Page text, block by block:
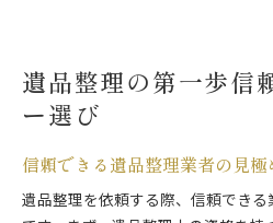
遺品整理の第一歩信
ー選び
信頼できる遺品整理業者の見極
遺品整理を依頼する際、信頼でき